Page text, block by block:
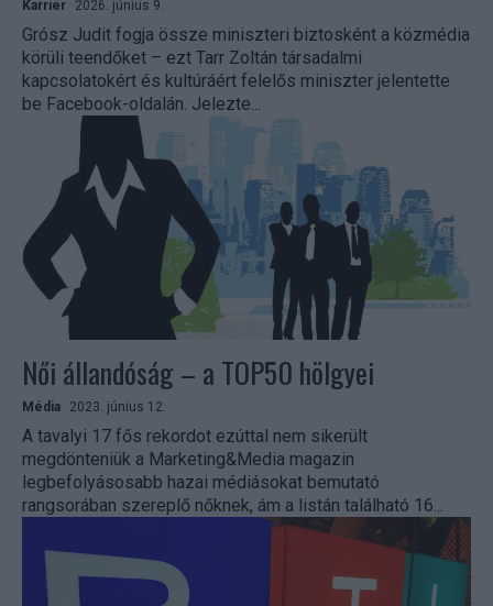
Karrier 2026. június 9.
Grósz Judit fogja össze miniszteri biztosként a közmédia
körüli teendőket – ezt Tarr Zoltán társadalmi
kapcsolatokért és kultúráért felelős miniszter jelentette
be Facebook-oldalán. Jelezte...
Női állandóság – a TOP50 hölgyei
Média 2023. június 12.
A tavalyi 17 fős rekordot ezúttal nem sikerült
megdönteniük a Marketing&Media magazin
legbefolyásosabb hazai médiásokat bemutató
rangsorában szereplő nőknek, ám a listán található 16...